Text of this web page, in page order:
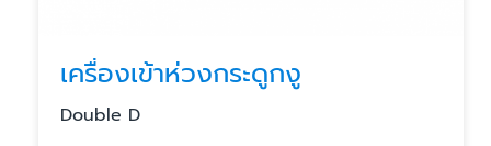
เครื่องเข้าห่วงกระดูกงู
Double D